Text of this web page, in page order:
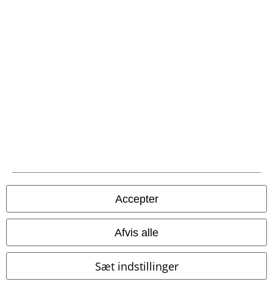
Accepter
Afvis alle
Sæt indstillinger
Postpakke Collect Postpakke Home
EMP app
Download den nye EMP app gratis og få glæde af alle forbedringerne
og fordelene!